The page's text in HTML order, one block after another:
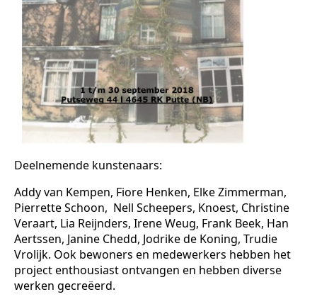
Deelnemende kunstenaars:
Addy van Kempen, Fiore Henken, Elke Zimmerman,
Pierrette Schoon, Nell Scheepers, Knoest, Christine
Veraart, Lia Reijnders, Irene Weug, Frank Beek, Han
Aertssen, Janine Chedd, Jodrike de Koning, Trudie
Vrolijk. Ook bewoners en medewerkers hebben het
project enthousiast ontvangen en hebben diverse
werken gecreëerd.